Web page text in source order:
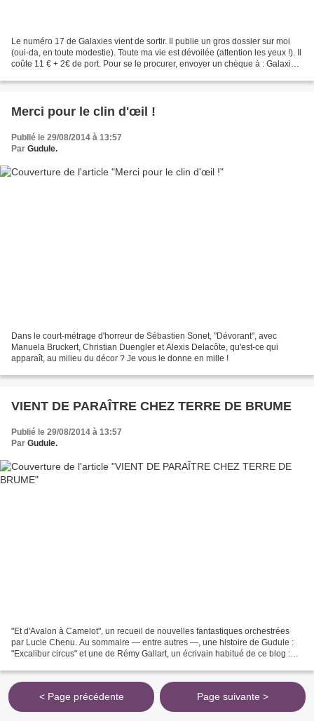
Le numéro 17 de Galaxies vient de sortir. Il publie un gros dossier sur moi
(oui-da, en toute modestie). Toute ma vie est dévoilée (attention les yeux !). Il
coûte 11 € + 2€ de port. Pour se le procurer, envoyer un chèque à : Galaxies
Merci pour le clin d'œil !
Publié le 29/08/2014 à 13:57
Par Gudule.
Dans le court-métrage d'horreur de Sébastien Sonet, "Dévorant", avec
Manuela Bruckert, Christian Duengler et Alexis Delacôte, qu'est-ce qui
apparaît, au milieu du décor ? Je vous le donne en mille !
VIENT DE PARAÎTRE CHEZ TERRE DE BRUME
Publié le 29/08/2014 à 13:57
Par Gudule.
"Et d'Avalon à Camelot", un recueil de nouvelles fantastiques orchestrées
par Lucie Chenu. Au sommaire — entre autres —, une histoire de Gudule :
"Excalibur circus" et une de Rémy Gallart, un écrivain habitué de ce blog :
< Page précédente Page suivante >